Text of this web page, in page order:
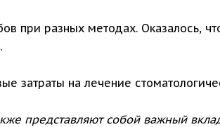
при разных методах. Оказалось,
затраты на лечение
представляют собой важный